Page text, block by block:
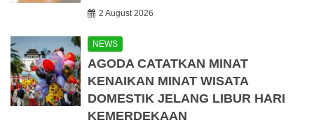
2 August 2026
NEWS
AGODA CATATKAN MINAT
KENAIKAN MINAT WISATA
DOMESTIK JELANG LIBUR HARI
KEMERDEKAAN